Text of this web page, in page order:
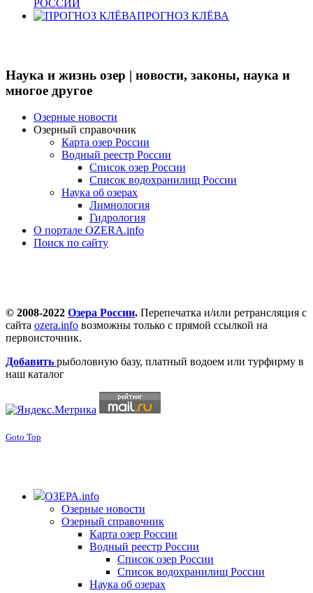
РОССИИ
ПРОГНОЗ КЛЁВА
Наука и жизнь озер | новости, законы, наука и
многое другое
Озерные новости
Озерный справочник
Карта озер России
Водный реестр России
Список озер России
Список водохранилищ России
Наука об озерах
Лимнология
Гидрология
О портале OZERA.info
Поиск по сайту
© 2008-2022 Озера России. Перепечатка и/или ретрансляция с
сайта ozera.info возможны только с прямой ссылкой на
первоисточник.
Добавить рыболовную базу, платный водоем или турфирму в
наш каталог
Goto Top
ОЗЕРА.info
Озерные новости
Озерный справочник
Карта озер России
Водный реестр России
Список озер России
Список водохранилищ России
Наука об озерах